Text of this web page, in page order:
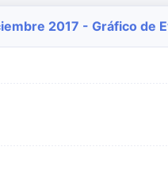
2017 - Gráfico de